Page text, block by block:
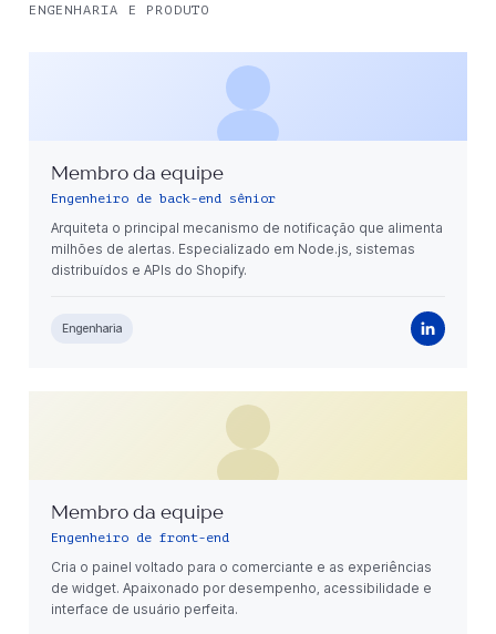
ENGENHARIA E PRODUTO
Membro da equipe
Engenheiro de back-end sênior
Arquiteta o principal mecanismo de notificação que alimenta
milhões de alertas. Especializado em Node.js, sistemas
distribuídos e APIs do Shopify.
Engenharia
Membro da equipe
Engenheiro de front-end
Cria o painel voltado para o comerciante e as experiências
de widget. Apaixonado por desempenho, acessibilidade e
interface de usuário perfeita.